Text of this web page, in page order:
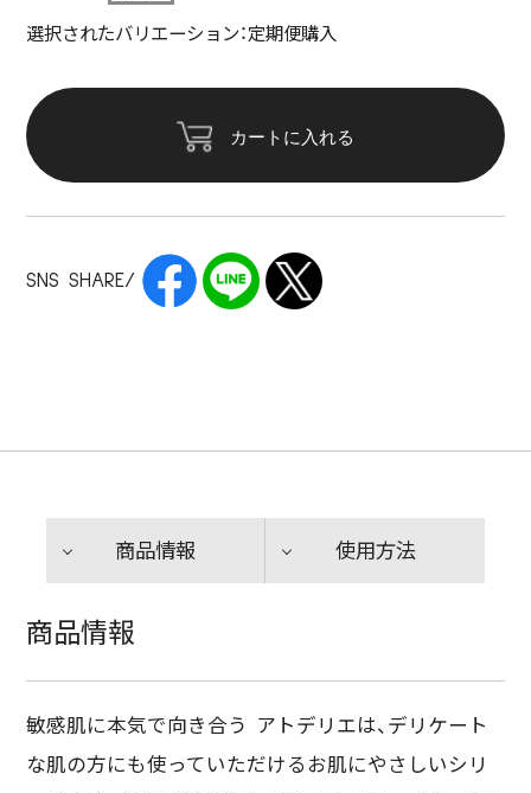
選択されたバリエーション：定期便購入
カートに入れる
SNS SHARE/
商品情報 使用方法
商品情報
敏感肌に本気で向き合う アトデリエは、デリケート
な肌の方にも使っていただけるお肌にやさしいシリ